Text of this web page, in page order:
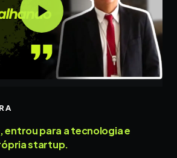
entrou para a tecnologia e
startup.